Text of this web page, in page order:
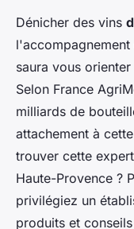
Dénicher des vins
saura vous
Selon France
milliards de
attachement à
trouver cette
Haute-Provence ?
privilégiez un
produits et